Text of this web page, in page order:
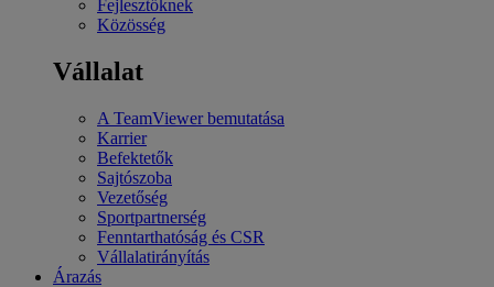
Fejlesztőknek
Közösség
Vállalat
A TeamViewer bemutatása
Karrier
Befektetők
Sajtószoba
Vezetőség
Sportpartnerség
Fenntarthatóság és CSR
Vállalatirányítás
Árazás